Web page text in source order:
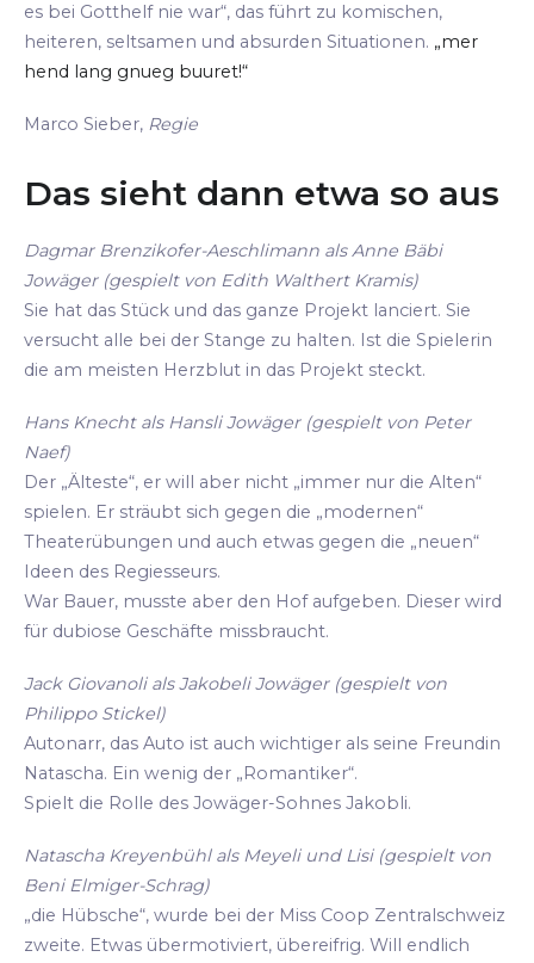
es bei Gotthelf nie war“, das führt zu komischen,
heiteren, seltsamen und absurden Situationen. „mer
hend lang gnueg buuret!“
Marco Sieber, Regie
Das sieht dann etwa so aus
Dagmar Brenzikofer-Aeschlimann als Anne Bäbi
Jowäger (gespielt von Edith Walthert Kramis)
Sie hat das Stück und das ganze Projekt lanciert. Sie
versucht alle bei der Stange zu halten. Ist die Spielerin
die am meisten Herzblut in das Projekt steckt.
Hans Knecht als Hansli Jowäger (gespielt von Peter
Naef)
Der „Älteste“, er will aber nicht „immer nur die Alten“
spielen. Er sträubt sich gegen die „modernen“
Theaterübungen und auch etwas gegen die „neuen“
Ideen des Regiesseurs.
War Bauer, musste aber den Hof aufgeben. Dieser wird
für dubiose Geschäfte missbraucht.
Jack Giovanoli als Jakobeli Jowäger (gespielt von
Philippo Stickel)
Autonarr, das Auto ist auch wichtiger als seine Freundin
Natascha. Ein wenig der „Romantiker“.
Spielt die Rolle des Jowäger-Sohnes Jakobli.
Natascha Kreyenbühl als Meyeli und Lisi (gespielt von
Beni Elmiger-Schrag)
„die Hübsche“, wurde bei der Miss Coop Zentralschweiz
zweite. Etwas übermotiviert, übereifrig. Will endlich